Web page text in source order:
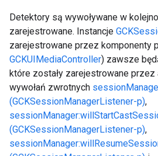
Detektory są wywoływane w
zarejestrowane. Instancje
zarejestrowane przez komponenty
GCKUIMediaController) zawsze
które zostały zarejestrowane
wywołań zwrotnych
(GCKSessionManagerListener-p),
(GCKSessionManagerListener-p),